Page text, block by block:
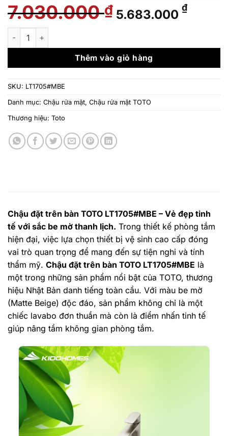
7.030.000₫ Giá
gốc
7.030.000 ₫.
5.683.000 ₫Giá
là:
Chậu đặt trên bàn TOTO LT1705#MBE số lượng
Thêm vào giỏ hàng
SKU: LT1705#MBE
Danh mục: Chậu rửa mặt, Chậu rửa mặt TOTO
Thương hiệu: Toto
Chậu đặt trên bàn TOTO LT1705#MBE – Vẻ đẹp tinh
tế với sắc be mờ thanh lịch. Trong thiết kế phòng tắm
hiện đại, việc lựa chọn thiết bị vệ sinh cao cấp đóng
vai trò quan trọng để mang đến sự tiện nghi và tính
thẩm mỹ. Chậu đặt trên bàn TOTO LT1705#MBE là
một trong những sản phẩm nổi bật của TOTO, thương
hiệu Nhật Bản danh tiếng toàn cầu. Với màu be mờ
(Matte Beige) độc đáo, sản phẩm không chỉ là một
chiếc lavabo đơn thuần mà còn là điểm nhấn tinh tế
giúp nâng tầm không gian phòng tắm.